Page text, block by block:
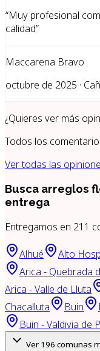
“Muy profesional
calidad”
Maccarena Bravo
octubre de 2025 ·
¿Quieres ver más
Todos los
Ver todas las
Busca arreglos
entrega
Entregamos en 211
Alhué Alto
Arica - Quebrada
Arica - Valle de Lluta
Chacalluta
Buin
Buin - Valdivia de
Ver 196 comunas